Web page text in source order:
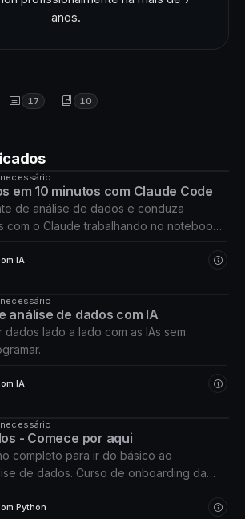
anos.
17 10
em 10 minutos com Claude Code
de análise de dados e conduza
com o Claude trabalhando no notebook
IA
análise de dados com IA
dados lado a lado com as IAs sem
IA
- Comece por aqui
completo para ir do básico ao
de dados. Curso de onboarding da
Python